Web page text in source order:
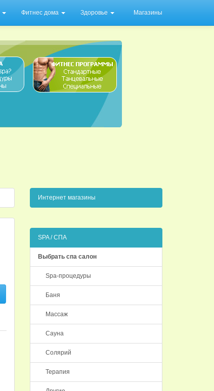
Фитнес дома Здоровье Магазины
Интернет магазины
SPA / СПА
Выбрать спа салон
Spa-процедуры
Баня
Массаж
Сауна
Солярий
Терапия